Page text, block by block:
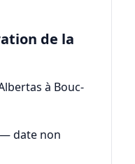
de la
à Bouc-
date non